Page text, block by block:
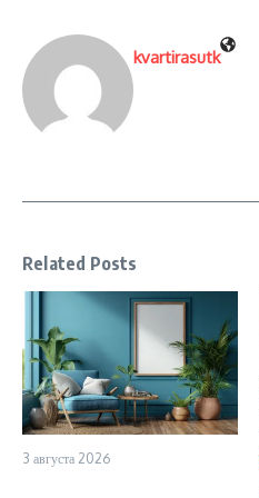
kvartirasutk
Related Posts
3 августа 2026